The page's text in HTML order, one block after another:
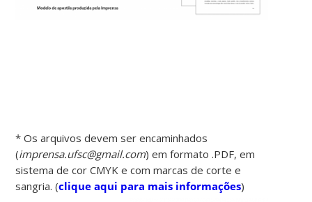
* Os arquivos devem ser encaminhados
(imprensa.ufsc@gmail.com) em formato .PDF, em
sistema de cor CMYK e com marcas de corte e
sangria. (clique aqui para mais informações)